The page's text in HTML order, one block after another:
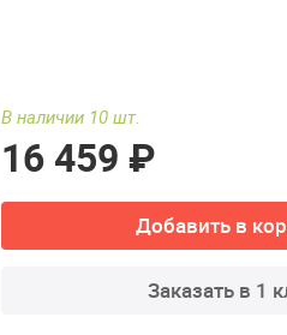
В наличии 10 шт.
16 459 ₽
Добавить в
Заказать в 1